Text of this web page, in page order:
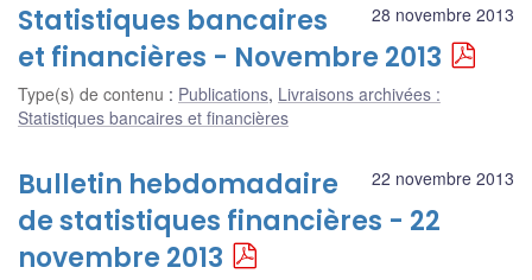
28 novembre 2013
Statistiques bancaires
et financières - Novembre 2013
Type(s) de contenu : Publications, Livraisons archivées :
Statistiques bancaires et financières
22 novembre 2013
Bulletin hebdomadaire
de statistiques financières - 22
novembre 2013